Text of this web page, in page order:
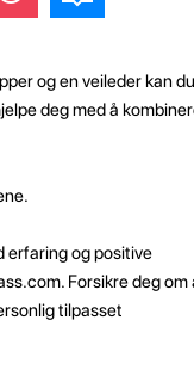
og en veileder kan du
deg med å
erfaring og positive
Forsikre deg om
tilpasset